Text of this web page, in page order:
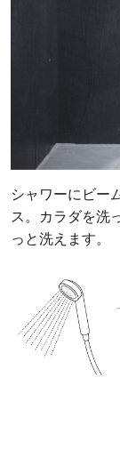
シャワーにビー
ス。カラダを洗
っと洗えます。